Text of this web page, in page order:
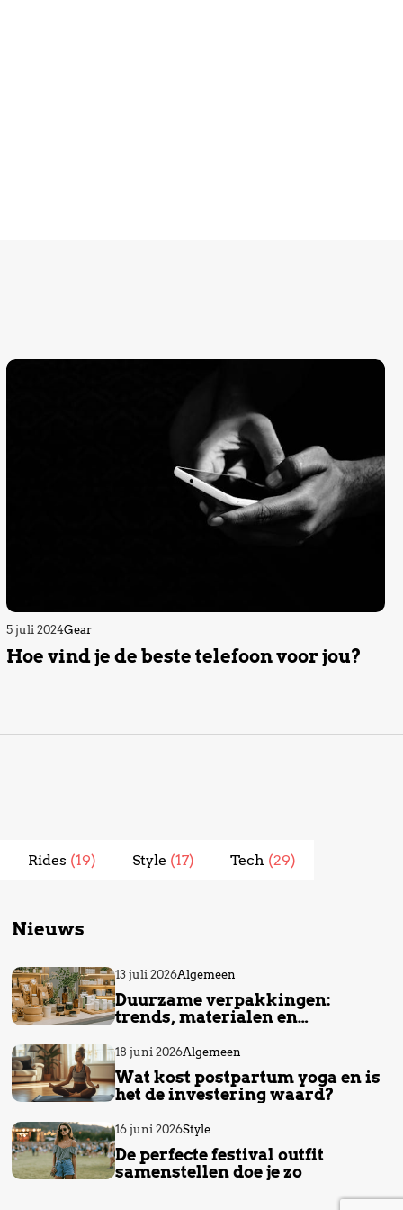
5 juli 2024Gear
Hoe vind je de beste telefoon voor jou?
Rides (19) Style (17) Tech (29)
Nieuws
13 juli 2026Algemeen
Duurzame verpakkingen:
trends, materialen en
18 juni 2026Algemeen
Wat kost postpartum yoga en is
het de investering waard?
16 juni 2026Style
De perfecte festival outfit
samenstellen doe je zo